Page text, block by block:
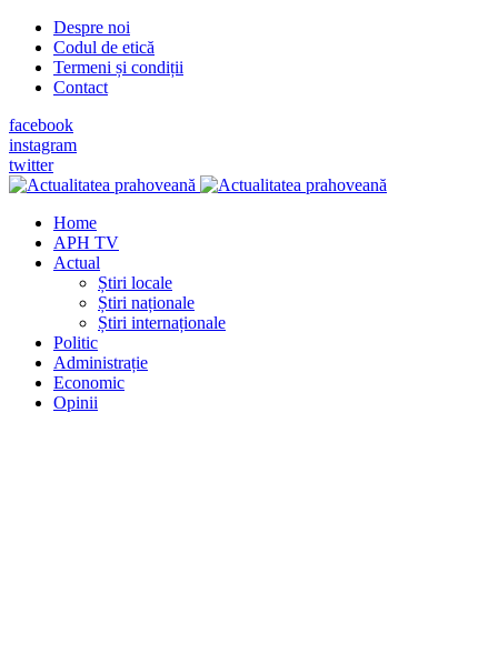
Despre noi
Codul de etică
Termeni și condiții
Contact
facebook
instagram
twitter
Home
APH TV
Actual
Știri locale
Știri naționale
Știri internaționale
Politic
Administrație
Economic
Opinii